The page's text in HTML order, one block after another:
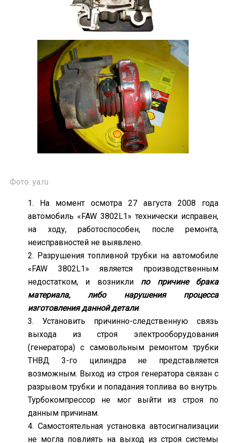
Фото: ya.ru
На момент осмотра 27 августа 2008 года
автомобиль «FAW 3802L1» технически исправен,
на ходу, работоспособен, после ремонта,
неисправностей не выявлено.
Разрушения топливной трубки на автомобиле
«FAW 3802L1» является производственным
недостатком, и возникли по причине брака
материала, либо нарушения процесса
изготовления данной детали.
Установить причинно-следственную связь
выхода из строя электрооборудования
(генератора) с самовольным ремонтом трубки
ТНВД 3-го цилиндра не представляется
возможным. Выход из строя генератора связан с
разрывом трубки и попадания топлива во внутрь.
Турбокомпрессор не мог выйти из строя по
данным причинам.
Самостоятельная установка автосигнализации
не могла повлиять на выход из строя системы